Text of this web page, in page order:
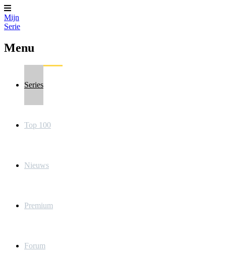
Mijn
Serie
Menu
Series
Top 100
Nieuws
Premium
Forum